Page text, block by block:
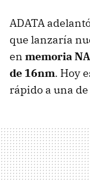
ADATA
que lanzaría
en memoria
de 16nm. Hoy
rápido a una